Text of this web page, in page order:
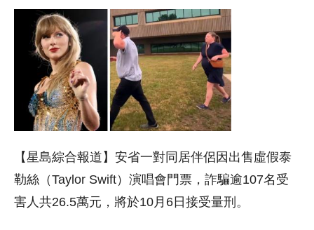
【星島綜合報道】安省一對同居伴侶因出售虛假泰
勒絲（Taylor Swift）演唱會門票，詐騙逾107名受
害人共26.5萬元，將於10月6日接受量刑。